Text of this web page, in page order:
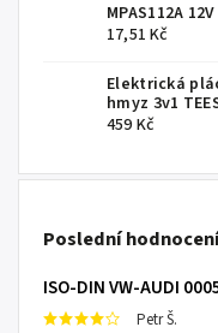
MPAS112A
17,51 Kč
Elektrická
hmyz 3v1
459 Kč
Poslední
ISO-DIN VW-AUDI
Petr Š.